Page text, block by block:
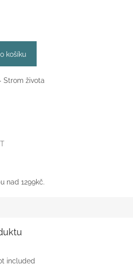
košíku
Strom života
nad 1299kč.
included